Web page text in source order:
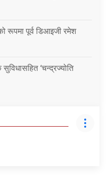
रूपमा पूर्व डिआइजी रमेश
‘चन्द्रज्योति